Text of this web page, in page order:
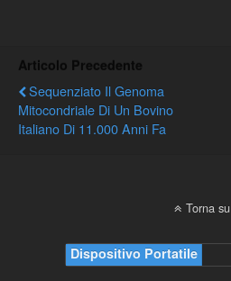
Articolo Precedente
Sequenziato Il Genoma
Mitocondriale Di Un Bovino
Italiano Di 11.000 Anni Fa
Torna su
Dispositivo Portatile